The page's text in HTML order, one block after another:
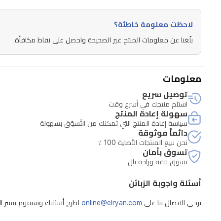
متغيرة
تخصيص
الأداء
حسب
نوع
الشعر.
بطارية
قابلة
لإعادة
الشحن
بسعة
2500mAh
توفر
لاحظت معلومة خاطئة؟
بلّغنا عن معلومات المنتج غير الصحيحة واحصل على نقاط مكافأة.
معلومات
توصيل سريع
استلم منتجك في أسرع وقت
سهولة إعادة المنتج
سياسة إعادة المنتج التي تمكنك من التّسوّق بسهولة
دائماً موثوقة
نحن نبيع المنتجات الأصلية 100 ٪
تسوق بأمان
تسوق بثقة وراحة بال
أسئلة واجوبة الزبائن
يرجى الاتصال بنا على online@elryan.com لطرح أسئلتك وسنقوم بنشر